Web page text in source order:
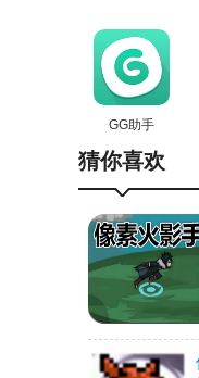
童年的感觉大
弯道加速的时
改装尾翼可以
玩家需要在规
计时赛模式对
性能改装需要
APEXRacer赛
GG助手
猜你喜欢